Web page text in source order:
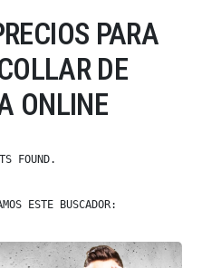
PARA
DE
ONLINE
FOUND.
ESTE BUSCADOR: